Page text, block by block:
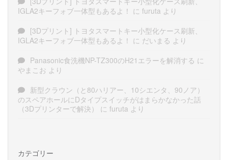
IGLA2キーフォブ一体型もあるよ！ に furuta より
[3Dプリント] トヨタスマートキー小型化ケース刷新、
IGLA2キーフォブ一体型もあるよ！ に だいまる より
Panasonic食洗機NP-TZ300のH21エラーを解消する に
やまこお より
新型クラウン（と80ハリアー、10シエンタ、90ノア）
のスペアホールにDタイプスイッチがはまらかなかった話
（3Dプリンターで解決）
に furuta より
カテゴリー